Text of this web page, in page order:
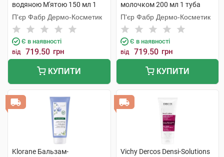
водяною М'ятою 150 мл 1
туба
П'єр Фабр Дермо-Косметик
Є в наявності
від 719.50 грн
КУПИТИ
молочком 200 мл 1 туба
П'єр Фабр Дермо-Косметик
Є в наявності
від 719.50 грн
КУПИТИ
Klorane Бальзам-
Vichy Dercos Densi-Solutions